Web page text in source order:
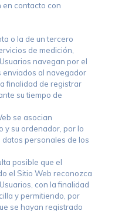
en contacto con
o la de un tercero
de medición,
navegan por el
enviados al navegador
finalidad de registrar
su tiempo de
se asocian
y su ordenador, por lo
personales de los
posible que el
el Sitio Web reconozca
con la finalidad
y permitiendo, por
se hayan registrado